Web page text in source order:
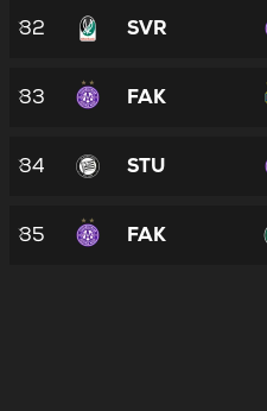
32 SVR
33 FAK
34 STU
35 FAK